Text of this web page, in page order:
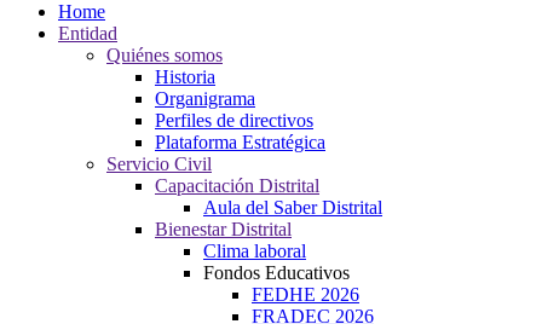
Home
Entidad
Quiénes somos
Historia
Organigrama
Perfiles de directivos
Plataforma Estratégica
Servicio Civil
Capacitación Distrital
Aula del Saber Distrital
Bienestar Distrital
Clima laboral
Fondos Educativos
FEDHE 2026
FRADEC 2026